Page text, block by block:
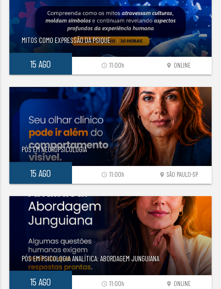
MITOS COMO EXPRESSÃO DA PSIQUE
15 AGO location_on ONLINE
access_time 11:00h
PÓS EM NEUROPSICOLOGIA
15 AGO location_on SÃO PAULO-SP
access_time 11:00h
PÓS EM PSICOLOGIA ANALÍTICA: ABORDAGEM JUNGUIANA
15 AGO location_on ONLINE
access_time 11:00h